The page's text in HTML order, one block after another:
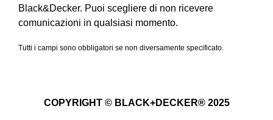
Black&Decker. Puoi scegliere di non ricevere
comunicazioni in qualsiasi momento.
Tutti i campi sono obbligatori se non diversamente specificato.
COPYRIGHT © BLACK+DECKER® 2025